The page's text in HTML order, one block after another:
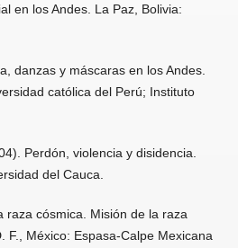
en los Andes. La Paz, Bolivia:
danzas y máscaras en los Andes.
católica del Perú; Instituto
Perdón, violencia y disidencia.
del Cauca.
raza cósmica. Misión de la raza
F., México: Espasa-Calpe Mexicana